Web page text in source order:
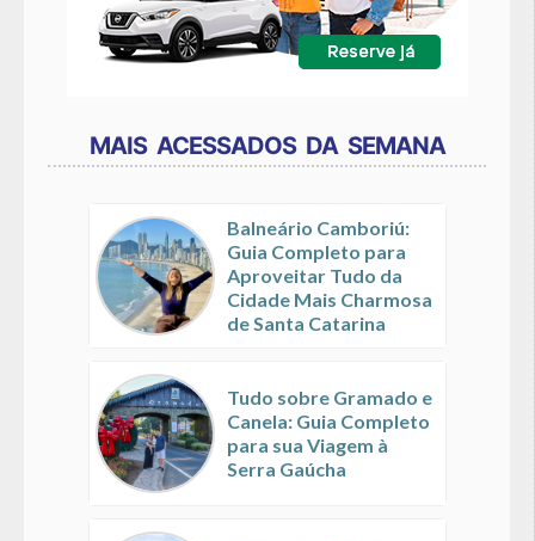
MAIS ACESSADOS DA SEMANA
Balneário Camboriú:
Guia Completo para
Aproveitar Tudo da
Cidade Mais Charmosa
de Santa Catarina
Tudo sobre Gramado e
Canela: Guia Completo
para sua Viagem à
Serra Gaúcha